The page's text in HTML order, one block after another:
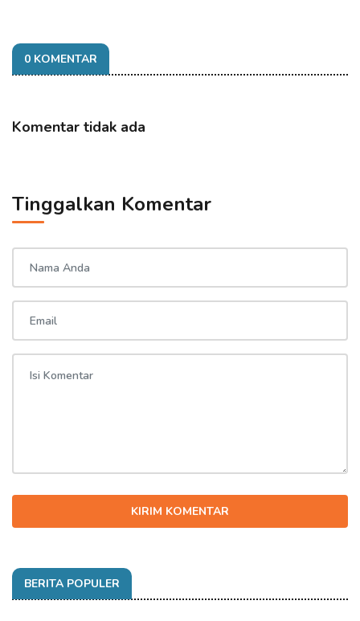
0 KOMENTAR
Komentar tidak ada
Tinggalkan Komentar
KIRIM KOMENTAR
BERITA POPULER